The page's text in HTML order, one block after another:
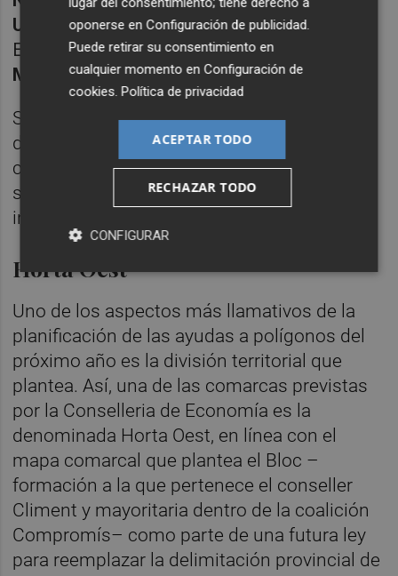
Utiel-RequenayFoia de Bunyol
En Alicante:Vinalopó Mitjà,Baix Vinalopó
Marina Alta
Según especificaron fuentes del
departamento que dirige Rafael Climent, la
cantidad concreta de cada una de las líneas
se decidirá "en función del peso de la
industria" en cada uno de los territorios.
Horta Oest
Uno de los aspectos más llamativos de la
planificación de las ayudas a polígonos del
próximo año es la división territorial que
plantea. Así, una de las comarcas previstas
por la Conselleria de Economía es la
denominada Horta Oest, en línea con el
mapa comarcal que plantea el Bloc –
formación a la que pertenece el conseller
Climent y mayoritaria dentro de la coalición
Compromís– como parte de una futura ley
para reemplazar la delimitación provincial de
oponerse enConfiguración de publicidad.
Puede retirar su consentimiento en
cualquier momento enConfiguración de
cookies.Política de privacidad
ACEPTAR TODO
RECHAZAR TODO
CONFIGURAR